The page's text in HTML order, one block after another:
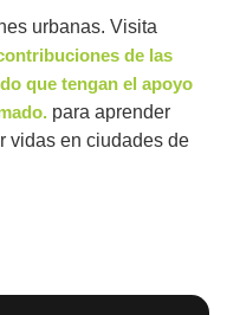
urbanas. Visita
de las
que tengan el apoyo
para aprender
vidas en ciudades de